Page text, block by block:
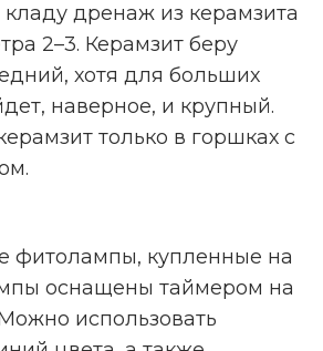
дренаж из керамзита
2–3. Керамзит беру
хотя для больших
наверное, и крупный.
только в горшках с
фитолампы, купленные на
оснащены таймером на
использовать